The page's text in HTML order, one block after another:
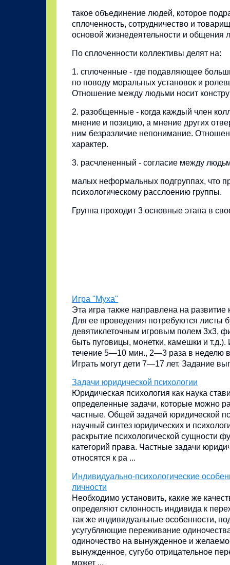
такое объединение людей, которое
сплоченность, сотрудничество и
основой жизнедеятельности и общения
По сплоченности коллективы делят на:
1. сплоченные - где подавляющее
по поводу моральных установок и
Отношение между людьми носит
2. разобщенные - когда каждый член
мнение и позицию, а мнение других
ним безразличие непонимание.
характер.
3. расчлененный - согласие между
малых неформальных подгруппах, что
психологическому расслоению группы.
Группа проходит 3 основные этапа в
Игра "Муха"
Эта игра также направлена на
Для ее проведения потребуются листы
девятиклеточным игровым полем 3х3,
быть пуговицы, монетки, камешки и т.д.).
течение 5—10 мин., 2—3 раза в неделю
Играть могут дети 7—17 лет. Задание
Задачи юридической психологии
Юридическая психология как наука
определенные задачи, которые можно
частные. Общей задачей юридической
научный синтез юридических и
раскрытие психологической сущности
категорий права. Частные задачи
относятся к ра ...
Индивидуально-психологические
личности
Необходимо установить, какие же
определяют склонность индивида к
так же индивидуальные особенности,
усугубляющие переживание
одиночество на вынужденное и
вынужденное, сугубо отрицательное
может ...